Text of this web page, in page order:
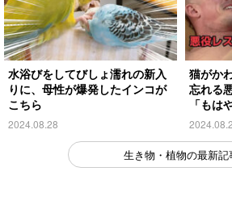
水浴びをしてびしょ濡れの新入
りに、母性が爆発したインコが
こちら
2024.08.28
猫がか
忘れる
「もは
生き物・植物の最新記